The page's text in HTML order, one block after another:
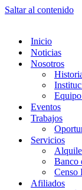
Saltar al contenido
Inicio
Noticias
Nosotros
Eventos
Trabajos
Servicios
Banco
Censo
Afiliados